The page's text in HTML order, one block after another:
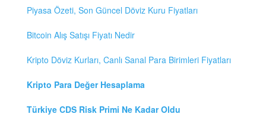
Piyasa Özeti, Son Güncel Döviz Kuru Fiyatları
Bitcoin Alış Satışı Fiyatı Nedir
Kripto Döviz Kurları, Canlı Sanal Para Birimleri Fiyatları
Kripto Para Değer Hesaplama
Türkiye CDS Risk Primi Ne Kadar Oldu